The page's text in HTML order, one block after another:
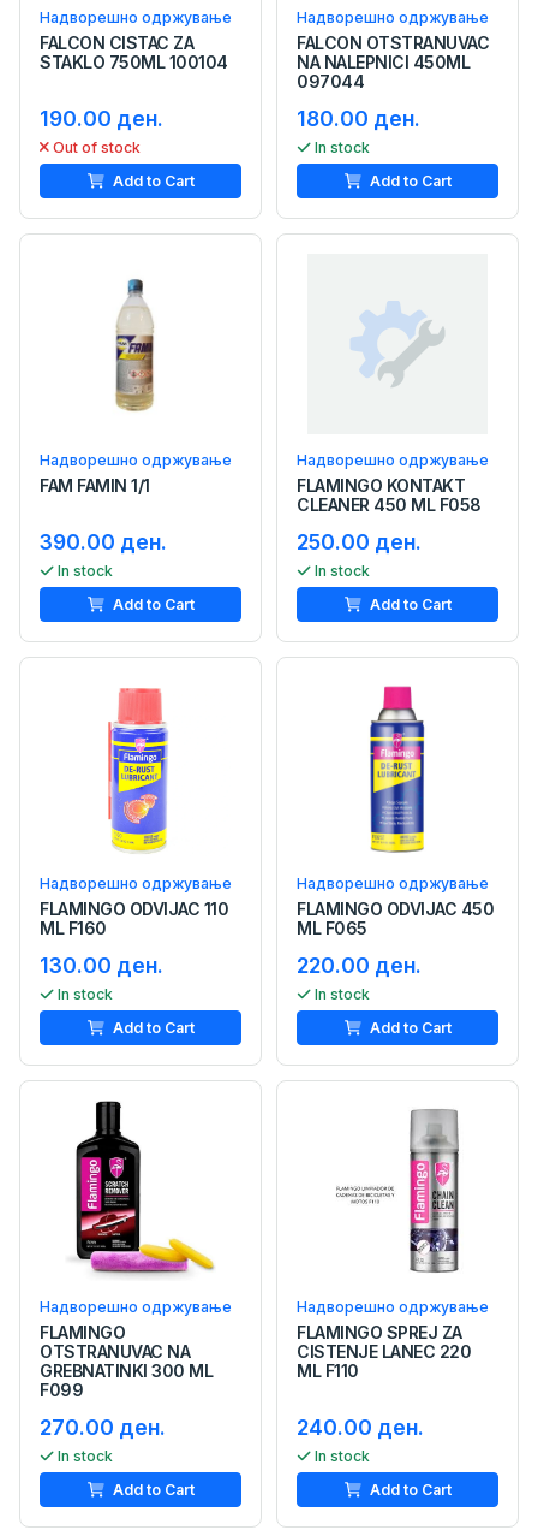
Надворешно одржување
FALCON CISTAC ZA
STAKLO 750ML 100104
190.00 ден.
Out of stock
Add to Cart
Надворешно одржување
FALCON OTSTRANUVAC
NA NALEPNICI 450ML
097044
180.00 ден.
In stock
Add to Cart
Надворешно одржување
FAM FAMIN 1/1
390.00 ден.
In stock
Add to Cart
Надворешно одржување
FLAMINGO KONTAKT
CLEANER 450 ML F058
250.00 ден.
In stock
Add to Cart
Надворешно одржување
FLAMINGO ODVIJAC 110
ML F160
130.00 ден.
In stock
Add to Cart
Надворешно одржување
FLAMINGO ODVIJAC 450
ML F065
220.00 ден.
In stock
Add to Cart
Надворешно одржување
FLAMINGO
OTSTRANUVAC NA
GREBNATINKI 300 ML
F099
270.00 ден.
In stock
Add to Cart
Надворешно одржување
FLAMINGO SPREJ ZA
CISTENJE LANEC 220
ML F110
240.00 ден.
In stock
Add to Cart